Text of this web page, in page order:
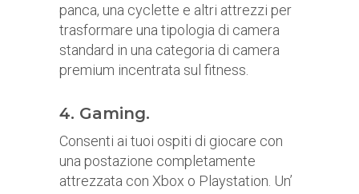
panca, una cyclette e altri attrezzi per
trasformare una tipologia di camera
standard in una categoria di camera
premium incentrata sul fitness.
4. Gaming.
Consenti ai tuoi ospiti di giocare con
una postazione completamente
attrezzata con Xbox o Playstation. Un’